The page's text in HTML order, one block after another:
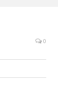
0